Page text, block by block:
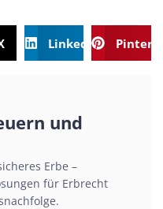
LinkedIn
und
Erbe –
für Erbrecht